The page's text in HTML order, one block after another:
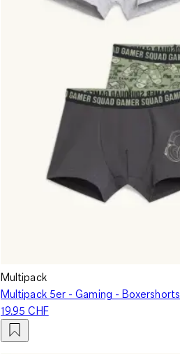
Multipack
Multipack 5er - Gaming - Boxershorts
19.95 CHF